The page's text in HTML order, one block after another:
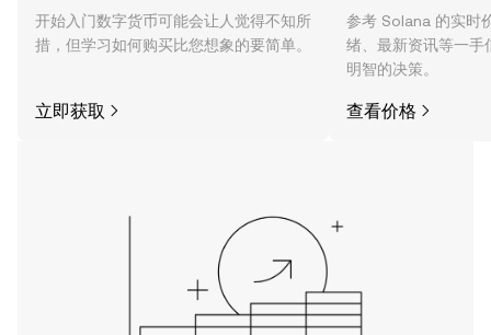
开始入门数字货币可能会让人觉得不知所
措，但学习如何购买比您想象的要简单。
立即获取
参考 Solana 的实时
绪、最新资讯等一手
明智的决策。
查看价格